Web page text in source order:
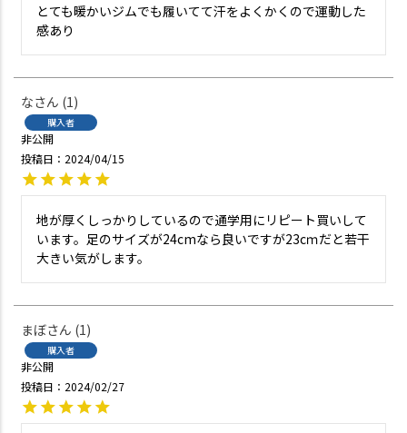
とても暖かいジムでも履いてて汗をよくかくので運動した
感あり
な 1
購入者
非公開
投稿日
2024/04/15
地が厚くしっかりしているので通学用にリピート買いして
います。足のサイズが24cmなら良いですが23cｍだと若干
大きい気がします。
まぼ 1
購入者
非公開
投稿日
2024/02/27